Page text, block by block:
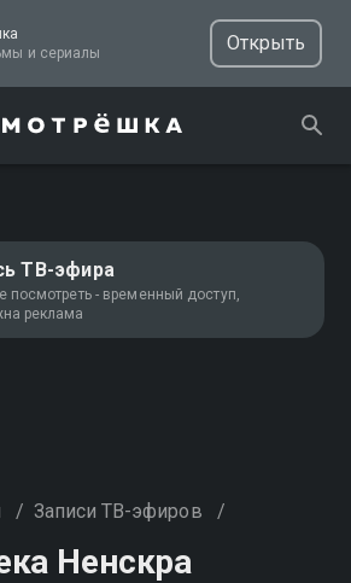
ТВ, фильмы и сериалы
Открыть
ТВ-эфира
посмотреть - временный доступ,
реклама
/ Записи ТВ-эфиров /
Ненскра